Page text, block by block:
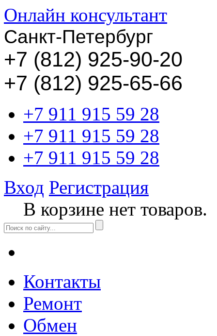
Онлайн консультант
Санкт-Петербург
+7 (812) 925-90-20
+7 (812) 925-65-66
+7 911 915 59 28
+7 911 915 59 28
+7 911 915 59 28
Вход Регистрация
В корзине нет товаров.
Контакты
Ремонт
Обмен